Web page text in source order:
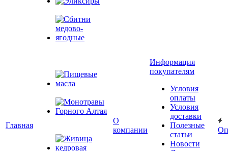
Главная
О
компании
Информация
покупателям
Условия
оплаты
Условия
доставки
Полезные
статьи
Новости